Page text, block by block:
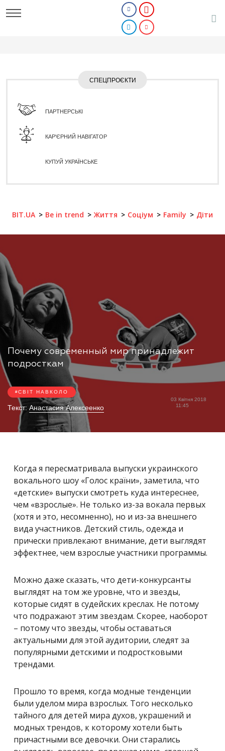
СПЕЦПРОЄКТИ
ПАРТНЕРСЬКІ
КАР'ЄРНИЙ НАВІГАТОР
КУПУЙ УКРАЇНСЬКЕ
BIT.UA Be in trend Життя Соціум Family Діти
Почему современный мир принадлежит
подросткам
СВІТ НАВКОЛО
Текст: Анастасия Алексеенко
03 Квітня 2018
11:45
Когда я пересматривала выпуски украинского
вокального шоу «Голос країни», заметила, что
«детские» выпуски смотреть куда интереснее,
чем «взрослые». Не только из-за вокала первых
(хотя и это, несомненно), но и из-за внешнего
вида участников. Детский стиль, одежда и
прически привлекают внимание, дети выглядят
эффектнее, чем взрослые участники программы.
Можно даже сказать, что дети-конкурсанты
выглядят на том же уровне, что и звезды,
которые сидят в судейских креслах. Не потому
что подражают этим звездам. Скорее, наоборот
– потому что звезды, чтобы оставаться
актуальными для этой аудитории, следят за
популярными детскими и подростковыми
трендами.
Прошло то время, когда модные тенденции
были уделом мира взрослых. Того несколько
тайного для детей мира духов, украшений и
модных трендов, к которому хотели быть
причастными все девочки. Они старались